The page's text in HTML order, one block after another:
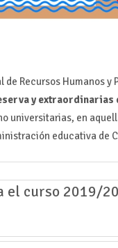
Recursos Humanos
y extraordinarias
universitarias, en
educativa de
curso 2019/